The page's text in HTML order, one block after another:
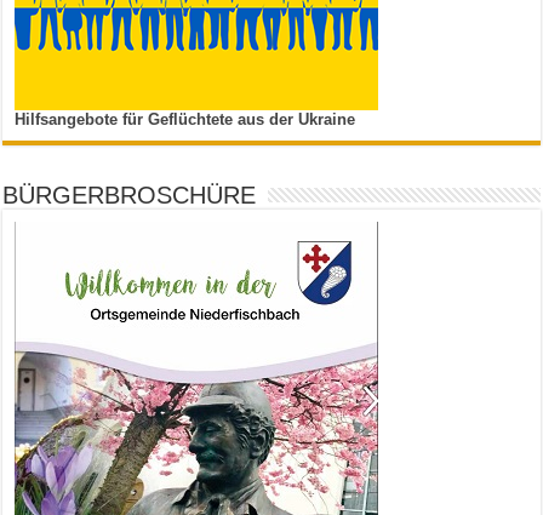
Hilfsangebote für Geflüchtete aus der Ukraine
BÜRGERBROSCHÜRE